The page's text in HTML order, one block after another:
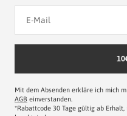
Mit dem Absenden erkläre ich mich
AGB einverstanden.
*Rabattcode 30 Tage gültig ab